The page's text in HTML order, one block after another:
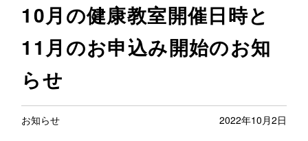
10月の健康教室開催日時と
11月のお申込み開始のお知
らせ
お知らせ 2022年10月2日